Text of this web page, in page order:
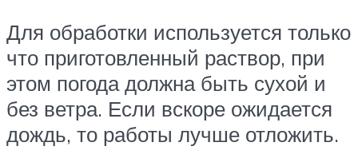
Для обработки используется только
что приготовленный раствор, при
этом погода должна быть сухой и
без ветра. Если вскоре ожидается
дождь, то работы лучше отложить.